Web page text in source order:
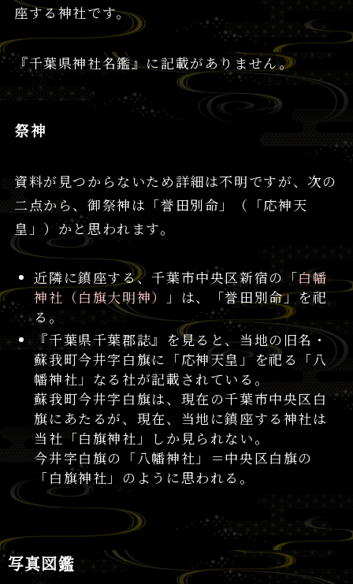
座する神社です。
『千葉県神社名鑑』に記載がありません。
祭神
資料が見つからないため詳細は不明ですが、次の
二点から、御祭神は「誉田別命」（「応神天
皇」）かと思われます。
近隣に鎮座する、千葉市中央区新宿の「白幡
神社（白旗大明神）
」は、「誉田別命」を祀
る。
『千葉県千葉郡誌』を見ると、当地の旧名・
蘇我町今井字白旗に「応神天皇」を祀る「八
幡神社」なる社が記載されている。
蘇我町今井字白旗は、現在の千葉市中央区白
旗にあたるが、現在、当地に鎮座する神社は
当社「白旗神社」しか見られない。
今井字白旗の「八幡神社」＝中央区白旗の
「白旗神社」のように思われる。
写真図鑑